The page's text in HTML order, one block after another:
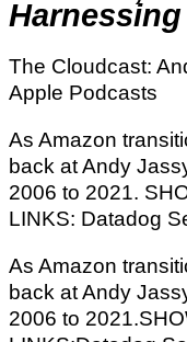
‎The Cloudcast:
Apple Podcasts
As Amazon
back at Andy
2006 to 2021.
LINKS: Datadog
As Amazon
back at Andy
2006 to